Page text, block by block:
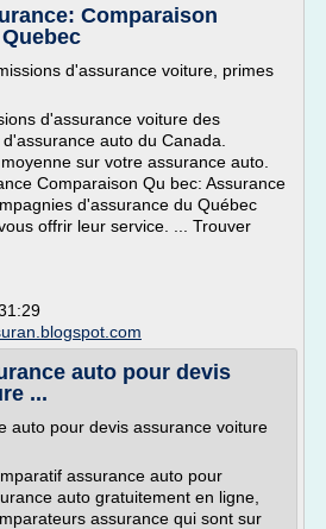
Comparaison
d'assurance voiture, primes
d'assurance voiture des
auto du Canada.
sur votre assurance auto.
Comparaison Qu bec: Assurance
d'assurance du Québec
offrir leur service. ... Trouver
auto pour devis
...
auto pour devis assurance voiture
assurance auto pour
auto gratuitement en ligne,
assurance qui sont sur